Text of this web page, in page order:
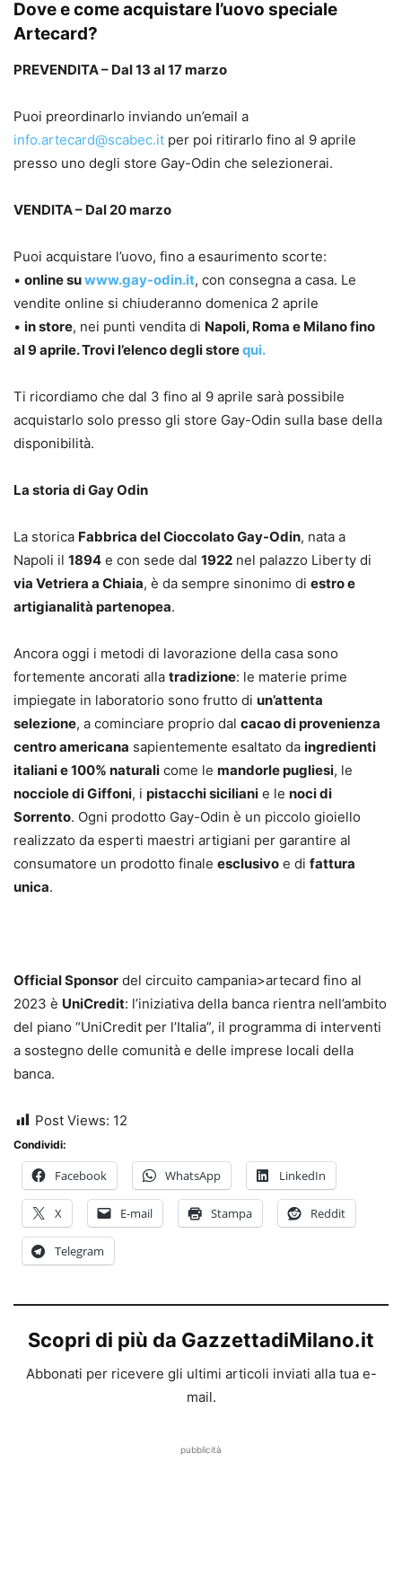
Dove e come acquistare l’uovo speciale
Artecard?
PREVENDITA – Dal 13 al 17 marzo
Puoi preordinarlo inviando un’email a
info.artecard@scabec.it per poi ritirarlo fino al 9 aprile
presso uno degli store Gay-Odin che selezionerai.
VENDITA – Dal 20 marzo
Puoi acquistare l’uovo, fino a esaurimento scorte:
• online suwww.gay-odin.it, con consegna a casa. Le
vendite online si chiuderanno domenica 2 aprile
• in store, nei punti vendita di Napoli, Roma e Milano fino
al 9 aprile. Trovi l’elenco degli storequi.
Ti ricordiamo che dal 3 fino al 9 aprile sarà possibile
acquistarlo solo presso gli store Gay-Odin sulla base della
disponibilità.
La storia di Gay Odin
La storica Fabbrica del Cioccolato Gay-Odin, nata a
Napoli il 1894 e con sede dal 1922 nel palazzo Liberty di
via Vetriera a Chiaia, è da sempre sinonimo di estro e
artigianalità partenopea.
Ancora oggi i metodi di lavorazione della casa sono
fortemente ancorati alla tradizione: le materie prime
impiegate in laboratorio sono frutto di un’attenta
selezione, a cominciare proprio dal cacao di provenienza
centro americana sapientemente esaltato da ingredienti
italiani e 100% naturali come le mandorle pugliesi, le
nocciole di Giffoni, i pistacchi siciliani e le noci di
Sorrento. Ogni prodotto Gay-Odin è un piccolo gioiello
realizzato da esperti maestri artigiani per garantire al
consumatore un prodotto finale esclusivo e di fattura
unica.
Official Sponsor del circuito campania>artecard fino al
2023 è UniCredit: l’iniziativa della banca rientra nell’ambito
del piano “UniCredit per l’Italia”, il programma di interventi
a sostegno delle comunità e delle imprese locali della
banca.
Post Views: 12
Condividi:
Facebook WhatsApp LinkedIn
X E-mail Stampa Reddit
Telegram
Scopri di più da GazzettadiMilano.it
Abbonati per ricevere gli ultimi articoli inviati alla tua e-
mail.
pubblicità